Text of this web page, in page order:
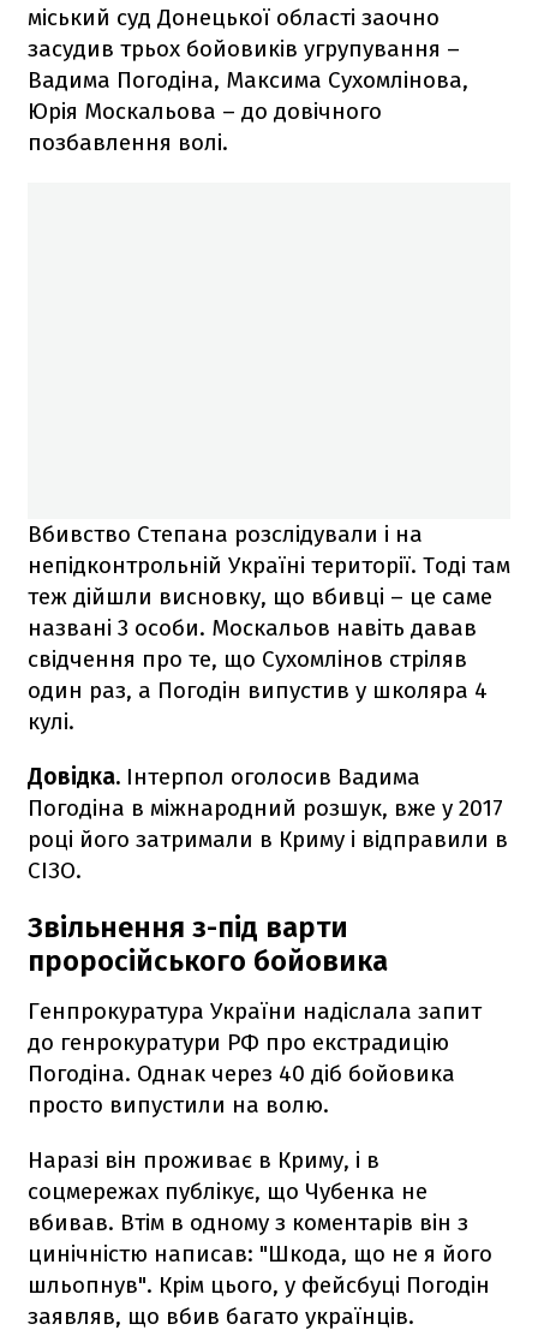
міський суд Донецької області заочно
засудив трьох бойовиків угрупування –
Вадима Погодіна, Максима Сухомлінова,
Юрія Москальова – до довічного
позбавлення волі.
Вбивство Степана розслідували і на
непідконтрольній Україні території. Тоді там
теж дійшли висновку, що вбивці – це саме
названі 3 особи. Москальов навіть давав
свідчення про те, що Сухомлінов стріляв
один раз, а Погодін випустив у школяра 4
кулі.
Довідка. Інтерпол оголосив Вадима
Погодіна в міжнародний розшук, вже у 2017
році його затримали в Криму і відправили в
СІЗО.
Звільнення з-під варти
проросійського бойовика
Генпрокуратура України надіслала запит
до генрокуратури РФ про екстрадицію
Погодіна. Однак через 40 діб бойовика
просто випустили на волю.
Наразі він проживає в Криму, і в
соцмережах публікує, що Чубенка не
вбивав. Втім в одному з коментарів він з
цинічністю написав: "Шкода, що не я його
шльопнув". Крім цього, у фейсбуці Погодін
заявляв, що вбив багато українців.